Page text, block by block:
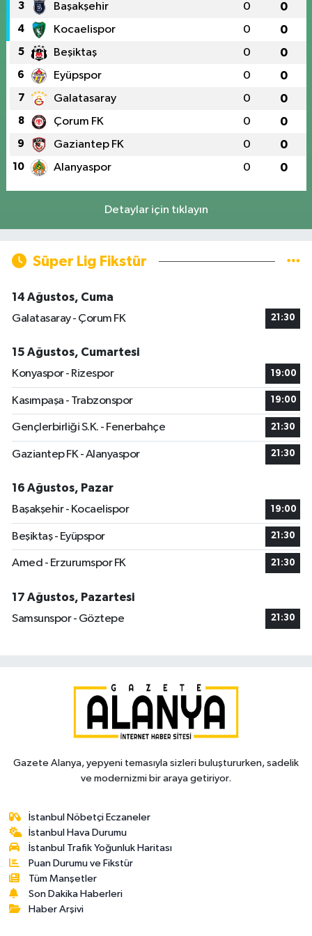
3 Başakşehir 0 0
4 Kocaelispor 0 0
5 Beşiktaş 0 0
6 Eyüpspor 0 0
7 Galatasaray 0 0
8 Çorum FK 0 0
9 Gaziantep FK 0 0
10 Alanyaspor 0 0
Detaylar için tıklayın
Süper Lig Fikstür
14 Ağustos, Cuma
Galatasaray - Çorum FK
21:30
15 Ağustos, Cumartesi
Konyaspor - Rizespor
19:00
Kasımpaşa - Trabzonspor 19:00
Gençlerbirliği S.K. - Fenerbahçe 21:30
Gaziantep FK - Alanyaspor 21:30
16 Ağustos, Pazar
Başakşehir - Kocaelispor
19:00
Beşiktaş - Eyüpspor 21:30
Amed - Erzurumspor FK 21:30
17 Ağustos, Pazartesi
Samsunspor - Göztepe
21:30
Gazete Alanya, yepyeni temasıyla sizleri buluştururken, sadelik
ve modernizmi bir araya getiriyor.
İstanbul Nöbetçi Eczaneler
İstanbul Hava Durumu
İstanbul Trafik Yoğunluk Haritası
Puan Durumu ve Fikstür
Tüm Manşetler
Son Dakika Haberleri
Haber Arşivi